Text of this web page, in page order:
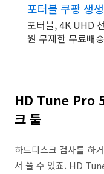
포터블 쿠팡 생
포터블, 4K UHD
원 무제한 무료배
HD Tune Pro
크 툴
하드디스크 검사를 하
서 쓸 수 있죠. HD